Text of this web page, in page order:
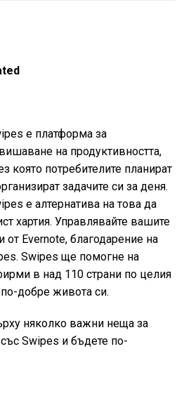
е платформа за
на продуктивността,
която потребителите планират
задачите си за деня.
е алтернатива на това да
хартия. Управлявайте вашите
от Evernote, благодарение на
Swipes ще помогне на
в над 110 страни по целия
добре живота си.
няколко важни неща за
Swipes и бъдете по-